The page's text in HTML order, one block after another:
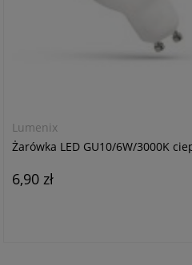
Lumenix
Żarówka LED GU10/6W/3000K
6,90 zł